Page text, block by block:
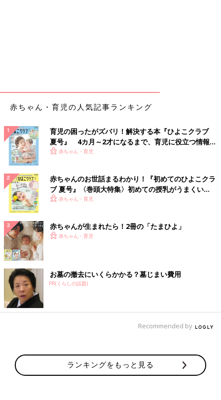
赤ちゃん・育児の人気記事ランキング
育児の困ったがズバリ！解決する本『ひよこクラブ
夏号』 4カ月～2才になるまで、育児に役立つ情報が
いっぱい！
赤ちゃん・育児
赤ちゃんのお世話まるわかり！『初めてのひよこクラ
ブ 夏号』〈巻頭大特集〉初めての授乳がうまくい
く！ おっぱい・ミルクの基本と夏のトラブル 解決テ
赤ちゃん・育児
赤ちゃんが生まれたら！2冊の「たまひよ」
赤ちゃん・育児
お墓の撤去にいくらかかる？墓じまい費用
PR(くらしの話題)
Recommended by
ランキングをもっと見る